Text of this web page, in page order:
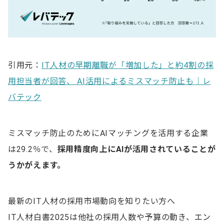
引用元： IT人材の早期離職が「増加した」と約4割の採
用担当者が回答、 AI活用によるミスマッチ防止も｜レ
バテック
ミスマッチ防止のためにAIマッチングを活用する企業
は29.2％で、 採用精度向上にAIが活用されていることが
うかがえます。
最新のIT人材の採用市場動向を知りたい方へ
IT人材白書2025は他社の採用人数や予算の動き、エン